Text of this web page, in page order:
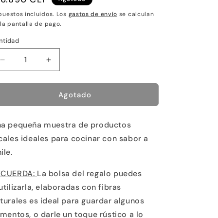
incluidos. Los gastos de envío se calculan
pantalla de pago.
Reducir
cantidad
para
de
Aumentar
cantidad
para
Cocina
de
Agotado
pequeña muestra de productos
ideales para cocinar con sabor a
La bolsa del regalo puedes
elaboradas con fibras
es ideal para guardar algunos
o darle un toque rústico a lo